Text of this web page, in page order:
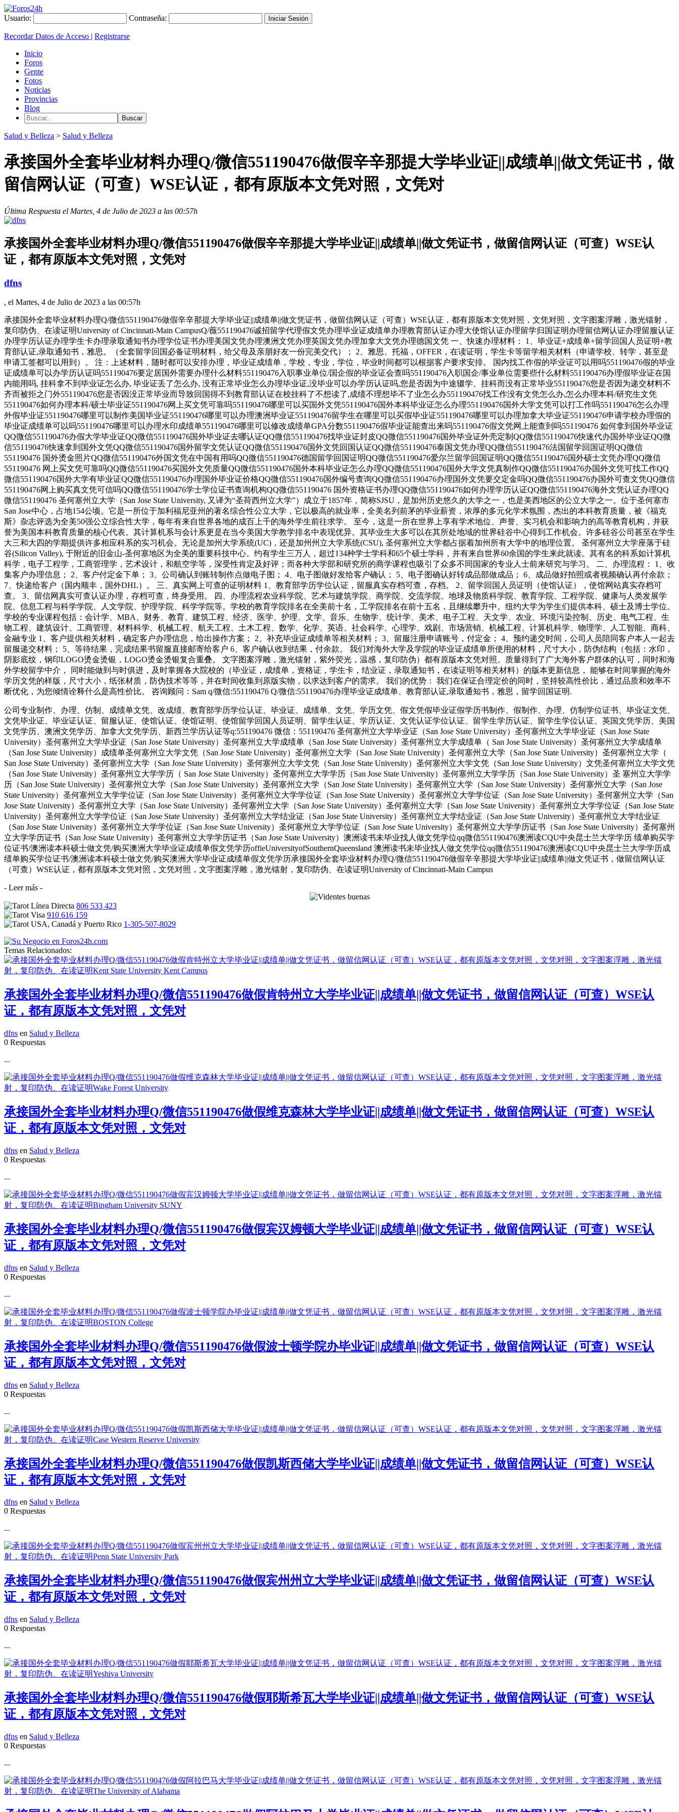
Usuario: Contraseña:
Recordar Datos de Acceso | Registrarse
Inicio
Foros
Gente
Fotos
Noticias
Provincias
Blog
Salud y Belleza > Salud y Belleza
承接国外全套毕业材料办理Q/微信551190476做假辛辛那提大学毕业证||成绩单||做文凭证书，做
留信网认证（可查）WSE认证，都有原版本文凭对照，文凭对
Última Respuesta el Martes, 4 de Julio de 2023 a las 00:57h
承接国外全套毕业材料办理Q/微信551190476做假辛辛那提大学毕业证||成绩单||做文凭证书，做留信网认证（可查）WSE认
证，都有原版本文凭对照，文凭对
dfns
, el Martes, 4 de Julio de 2023 a las 00:57h
承接国外全套毕业材料办理Q/微信551190476做假辛辛那提大学毕业证||成绩单||做文凭证书，做留信网认证（可查）WSE认证，都有原版本文凭对照，文凭对照，文字图案浮雕，激光镭射，
复印防伪、在读证明University of Cincinnati-Main CampusQ/薇551190476诚招留学代理假文凭办理毕业证成绩单办理教育部认证办理大使馆认证办理留学归国证明办理留信网认证办理留服认证
办理学历认证办理学生卡办理录取通知书办理学位证书办理美国文凭办理澳洲文凭办理英国文凭办理加拿大文凭办理德国文凭 一、快速办理材料： 1、毕业证+成绩单+留学回国人员证明+教
育部认证,录取通知书，雅思。（全套留学回国必备证明材料，给父母及亲朋好友一份完美交代）； 2、雅思、托福，OFFER，在读证明，学生卡等留学相关材料（申请学校、转学，甚至是
申请工签都可以用到）。 注：上述材料，随时都可以安排办理，毕业证成绩单，学校，专业，学位，毕业时间都可以根据客户要求安排。 国内找工作假的毕业证可以用吗551190476假的毕业
证成绩单可以办学历认证吗551190476要定居国外需要办理什么材料551190476入职事业单位/国企假的毕业证会查吗551190476入职国企/事业单位需要些什么材料551190476办理假毕业证在国
内能用吗, 挂科拿不到毕业证怎么办, 毕业证丢了怎么办, 没有正常毕业怎么办理毕业证,没毕业可以办学历认证吗,您是否因为中途辍学、挂科而没有正常毕业551190476您是否因为递交材料不
齐而被拒之门外551190476您是否因没正常毕业而导致回国得不到教育部认证在校挂科了不想读了,成绩不理想毕不了业怎么办551190476找工作没有文凭怎么办,怎么办理本科/研究生文凭
551190476如何办理本科/硕士毕业证551190476网上买文凭可靠吗551190476哪里可以买国外文凭551190476国外本科毕业证怎么办理551190476国外大学文凭可以打工作吗551190476怎么办理
外假毕业证551190476哪里可以制作美国毕业证551190476哪里可以办理澳洲毕业证551190476留学生在哪里可以买假毕业证551190476哪里可以办理加拿大毕业证551190476申请学校办理假的
毕业证成绩单可以吗551190476哪里可以办理水印成绩单551190476哪里可以修改成绩单GPA分数551190476假毕业证能查出来吗551190476假文凭网上能查到吗551190476 如何拿到国外毕业证
QQ微信551190476办假大学毕业证QQ微信551190476国外毕业证去哪认证QQ微信551190476找毕业证封皮QQ微信551190476国外毕业证外壳定制QQ微信551190476快速代办国外毕业证QQ微
信551190476快速拿到国外文凭QQ微信551190476国外留学文凭认证QQ微信551190476国外文凭回国认证QQ微信551190476泰国文凭办理QQ微信551190476法国留学回国证明QQ微信
551190476 国外烫金照片QQ微信551190476外国文凭在中国有用吗QQ微信551190476德国留学回国证明QQ微信551190476爱尔兰留学回国证明QQ微信551190476国外硕士文凭办理QQ微信
551190476 网上买文凭可靠吗QQ微信551190476买国外文凭质量QQ微信551190476国外本科毕业证怎么办理QQ微信551190476国外大学文凭真制作QQ微信551190476办国外文凭可找工作QQ
微信551190476国外大学有毕业证QQ微信551190476办理国外毕业证价格QQ微信551190476国外编号查询QQ微信551190476办理国外文凭要交定金吗QQ微信551190476办国外可查文凭QQ微信
551190476网上购买真文凭可信吗QQ微信551190476学士学位证书查询机构QQ微信551190476 国外资格证书办理QQ微信551190476如何办理学历认证QQ微信551190476海外文凭认证办理QQ
微信551190476 圣何塞州立大学（San Jose State University, 又译为“圣荷西州立大学”）成立于1857年，简称SJSU，是加州历史悠久的大学之一，也是美西地区的公立大学之一。位于圣何塞市
San Jose中心，占地154公顷。它是一所位于加利福尼亚州的著名综合性公立大学，它以极高的就业率，全美名列前茅的毕业薪资，浓厚的多元化学术氛围，杰出的本科教育质量，被《福克
斯》杂志评选为全美50强公立综合性大学，每年有来自世界各地的成百上千的海外学生前往求学。 至今，这是一所在世界上享有学术地位、声誉、实习机会和影响力的高等教育机构，并获
誉为美国本科教育质量的核心代表。其计算机系与会计系更是在当今美国大学教学排名中表现优异。其毕业生大多可以在其所处地域的世界硅谷中心得到工作机会。许多硅谷公司甚至在学生
大三和大四的学期提供许多相应科系的实习机会。无论是加州大学系统(UC)，还是加州州立大学系统(CSU), 圣何塞州立大学都占据着加州所有大学中的地理位置。 圣何塞州立大学座落于硅
谷(Silicon Valley), 于附近的旧金山-圣何塞地区为全美的重要科技中心。约有学生三万人，超过134种学士学科和65个硕士学科，并有来自世界60余国的学生来此就读。其有名的科系如计算机
科学，电子工程学，工商管理学，艺术设计，和航空学等，深受性肯定及好评；而各种大学部和研究所的商学课程也吸引了众多不同国家的专业人士前来研究与学习。 二、办理流程： 1、收
集客户办理信息； 2、客户付定金下单； 3、公司确认到账转制作点做电子图； 4、电子图做好发给客户确认； 5、电子图确认好转成品部做成品； 6、成品做好拍照或者视频确认再付余款；
7、快递给客户（国内顺丰，国外DHL）。 三、真实网上可查的证明材料 1、教育部学历学位认证，留服真实存档可查，存档。 2、留学回国人员证明（使馆认证），使馆网站真实存档可
查。 3、留信网真实可查认证办理，存档可查，终身受用。 四、办理流程农业科学院、艺术与建筑学院、商学院、交流学院、地球及物质科学院、教育学院、工程学院、健康与人类发展学
院、信息工程与科学学院、人文学院、护理学院、科学学院等。学校的教育学院排名在全美前十名，工学院排名在前十五名，且继续攀升中。纽约大学为学生们提供本科、硕士及博士学位。
学校的专业课程包括：会计学、MBA、财务、教育、建筑工程、经济、医学、护理、文学、音乐、生物学、统计学、美术、电子工程、天文学、农业、环境污染控制、历史、电气工程、生
物工程、建筑设计、工商管理、材料科学、机械工程、航天工程、土木工程、数学、化学、英语、社会科学、心理学、戏剧、市场营销、机械工程、计算机科学、物理学、人工智能、商科、
金融专业 1、客户提供相关材料，确定客户办理信息，给出操作方案； 2、补充毕业证成绩单等相关材料； 3、留服注册申请账号，付定金； 4、预约递交时间，公司人员陪同客户本人一起去
留服递交材料； 5、等待结果，完成结果书留服直接邮寄给客户 6、客户确认收到结果，付余款。 我们对海外大学及学院的毕业证成绩单所使用的材料，尺寸大小，防伪结构（包括：水印，
阴影底纹，钢印LOGO烫金烫银，LOGO烫金烫银复合重叠。 文字图案浮雕，激光镭射，紫外荧光，温感，复印防伪）都有原版本文凭对照。质量得到了广大海外客户群体的认可，同时和海
外学校留学中介， 同时能做到与时俱进，及时掌握各大院校的（毕业证，成绩单，资格证，学生卡，结业证，录取通知书，在读证明等相关材料）的版本更新信息， 能够在时间掌握的海外
学历文凭的样版，尺寸大小，纸张材质，防伪技术等等，并在时间收集到原版实物，以求达到客户的需求。 我们的优势： 我们在保证合理定价的同时，坚持较高性价比，通过品质和效率不
断优化，为您倾情诠释什么是高性价比。 咨询顾问：Sam q/微信:551190476 Q/微信:551190476办理毕业证成绩单、教育部认证,录取通知书，雅思，留学回国证明.
公司专业制作、办理、仿制、成绩单文凭、改成绩、教育部学历学位认证、毕业证、成绩单、文凭、学历文凭、假文凭假毕业证假学历书制作、假制作、办理、仿制学位证书、毕业证文凭、
文凭毕业证、毕业证认证、留服认证、使馆认证、使馆证明、使馆留学回国人员证明、留学生认证、学历认证、文凭认证学位认证、留学生学历认证、留学生学位认证、英国文凭学历、美国
文凭学历、澳洲文凭学历、加拿大文凭学历、新西兰学历认证等q:551190476 微信：551190476 圣何塞州立大学毕业证（San Jose State University）圣何塞州立大学毕业证（San Jose State
University）圣何塞州立大学毕业证（San Jose State University）圣何塞州立大学成绩单（San Jose State University）圣何塞州立大学成绩单（ San Jose State University）圣何塞州立大学成绩单
（San Jose State University）成绩单圣何塞州立大学文凭（San Jose State University）圣何塞州立大学（San Jose State University）圣何塞州立大学（San Jose State University）圣何塞州立大学（
San Jose State University）圣何塞州立大学（San Jose State University）圣何塞州立大学文凭（San Jose State University）圣何塞州立大学文凭（San Jose State University）文凭圣何塞州立大学文凭
（San Jose State University）圣何塞州立大学学历（ San Jose State University）圣何塞州立大学学历（San Jose State University）圣何塞州立大学学历（San Jose State University）圣 塞州立大学学
历（San Jose State University）圣何塞州立大学（San Jose State University）圣何塞州立大学（San Jose State University）圣何塞州立大学（San Jose State University）圣何塞州立大学（San Jose
State University）圣何塞州立大学学位证（San Jose State University）圣何塞州立大学学位证（San Jose State University）圣何塞州立大学学位证（San Jose State University）圣何塞州立大学（San
Jose State University）圣何塞州立大学（San Jose State University）圣何塞州立大学（San Jose State University）圣何塞州立大学（San Jose State University）圣何塞州立大学学位证（San Jose State
University）圣何塞州立大学学位证（San Jose State University）圣何塞州立大学结业证（San Jose State University）圣何塞州立大学结业证（San Jose State University）圣何塞州立大学结业证
（San Jose State University）圣何塞州立大学学位证（San Jose State University）圣何塞州立大学学位证（San Jose State University）圣何塞州立大学学历证书（San Jose State University）圣何塞州
立大学学历证书（San Jose State University）圣何塞州立大学学历证书（San Jose State University）澳洲读书未毕业找人做文凭学位qq微信551190476澳洲读CQU中央昆士兰大学学历 绩单购买学
位证书/澳洲读本科硕士做文凭/购买澳洲大学毕业证成绩单假文凭学历offieUniversityofSouthernQueensland 澳洲读书未毕业找人做文凭学位qq微信551190476澳洲读CQU中央昆士兰大学学历成
绩单购买学位证书/澳洲读本科硕士做文凭/购买澳洲大学毕业证成绩单假文凭学历承接国外全套毕业材料办理Q/微信551190476做假辛辛那提大学毕业证||成绩单||做文凭证书，做留信网认证
（可查）WSE认证，都有原版本文凭对照，文凭对照，文字图案浮雕，激光镭射，复印防伪、在读证明University of Cincinnati-Main Campus
- Leer más -
806 533 423
910 616 159
1-305-507-8029
Temas Relacionados:
承接国外全套毕业材料办理Q/微信551190476做假肯特州立大学毕业证||成绩单||做文凭证书，做留信网认证（可查）WSE认
证，都有原版本文凭对照，文凭对
dfns en Salud y Belleza
0 Respuestas
...
承接国外全套毕业材料办理Q/微信551190476做假维克森林大学毕业证||成绩单||做文凭证书，做留信网认证（可查）WSE认
证，都有原版本文凭对照，文凭对
dfns en Salud y Belleza
0 Respuestas
...
承接国外全套毕业材料办理Q/微信551190476做假宾汉姆顿大学毕业证||成绩单||做文凭证书，做留信网认证（可查）WSE认
证，都有原版本文凭对照，文凭对
dfns en Salud y Belleza
0 Respuestas
...
承接国外全套毕业材料办理Q/微信551190476做假波士顿学院办毕业证||成绩单||做文凭证书，做留信网认证（可查）WSE认
证，都有原版本文凭对照，文凭对
dfns en Salud y Belleza
0 Respuestas
...
承接国外全套毕业材料办理Q/微信551190476做假凯斯西储大学毕业证||成绩单||做文凭证书，做留信网认证（可查）WSE认
证，都有原版本文凭对照，文凭对
dfns en Salud y Belleza
0 Respuestas
...
承接国外全套毕业材料办理Q/微信551190476做假宾州州立大学毕业证||成绩单||做文凭证书，做留信网认证（可查）WSE认
证，都有原版本文凭对照，文凭对
dfns en Salud y Belleza
0 Respuestas
...
承接国外全套毕业材料办理Q/微信551190476做假耶斯希瓦大学毕业证||成绩单||做文凭证书，做留信网认证（可查）WSE认
证，都有原版本文凭对照，文凭对
dfns en Salud y Belleza
0 Respuestas
...